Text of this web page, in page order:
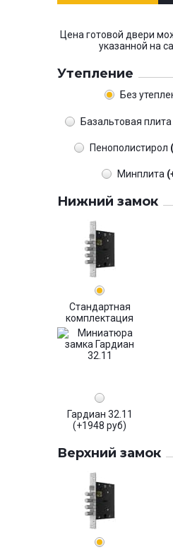
Цена готовой двери
указанной на
Утепление
Без
Базальтовая плита
Пенополистирол
Минплита
Нижний замок
Стандартная
комплектация
Гардиан 32.11
(+1948 руб)
Верхний замок